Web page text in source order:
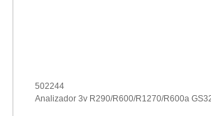
502244
Analizador 3v R290/R600/R1270/R600a